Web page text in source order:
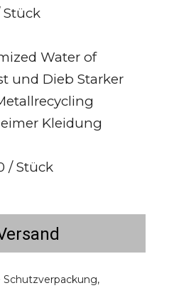
Stück
Water of
und Dieb Starker
Kleidung
/ Stück
Schutzverpackung,